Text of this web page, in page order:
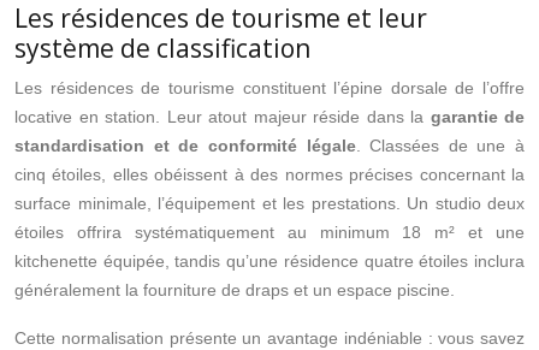
Les résidences de tourisme et leur
système de classification
Les résidences de tourisme constituent l’épine dorsale de l’offre
locative en station. Leur atout majeur réside dans la garantie de
standardisation et de conformité légale. Classées de une à
cinq étoiles, elles obéissent à des normes précises concernant la
surface minimale, l’équipement et les prestations. Un studio deux
étoiles offrira systématiquement au minimum 18 m² et une
kitchenette équipée, tandis qu’une résidence quatre étoiles inclura
généralement la fourniture de draps et un espace piscine.
Cette normalisation présente un avantage indéniable : vous savez